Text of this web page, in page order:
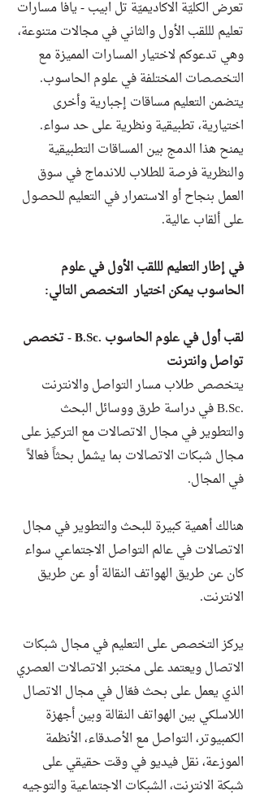
تعرض الكليّة الاكاديميّة تل ابيب - يافا مسارات
تعليم لللقب الأول والثاني في مجالات متنوعة،
وهي تدعوكم لاختيار المسارات المميزة مع
التخصصات المختلفة في علوم الحاسوب.
يتضمن التعليم مساقات إجبارية وأخرى
اختيارية، تطبيقية ونظرية على حد سواء.
يمنح هذا الدمج بين المساقات التطبيقية
والنظرية فرصة للطلاب للاندماج في سوق
العمل بنجاح أو الاستمرار في التعليم للحصول
على ألقاب عالية.
في إطار التعليم لللقب الأول في علوم
الحاسوب يمكن اختيار التخصص التالي:
لقب أول في علوم الحاسوب .B.Sc - تخصص
تواصل وانترنت
يتخصص طلاب مسار التواصل والانترنت
.B.Sc في دراسة طرق ووسائل البحث
والتطوير في مجال الاتصالات مع التركيز على
مجال شبكات الاتصالات بما يشمل بحثاً فعالاً
في المجال.
هنالك أهمية كبيرة للبحث والتطوير في مجال
الاتصالات في عالم التواصل الاجتماعي سواء
كان عن طريق الهواتف النقالة أو عن طريق
الانترنت.
يركز التخصص على التعليم في مجال شبكات
الاتصال ويعتمد على مختبر الاتصالات العصري
الذي يعمل على بحث فعّال في مجال الاتصال
اللاسلكي بين الهواتف النقالة وبين أجهزة
الكمبيوتر، التواصل مع الأصدقاء، الأنظمة
الموزعة، نقل فيديو في وقت حقيقي على
شبكة الانترنت، الشبكات الاجتماعية والتوجيه